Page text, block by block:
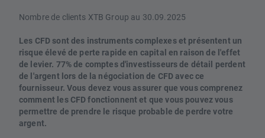
Nombre de clients XTB Group au 30.09.2025
Les CFD sont des instruments complexes et présentent un
risque élevé de perte rapide en capital en raison de l'effet
de levier. 77% de comptes d'investisseurs de détail perdent
de l'argent lors de la négociation de CFD avec ce
fournisseur. Vous devez vous assurer que vous comprenez
comment les CFD fonctionnent et que vous pouvez vous
permettre de prendre le risque probable de perdre votre
argent.